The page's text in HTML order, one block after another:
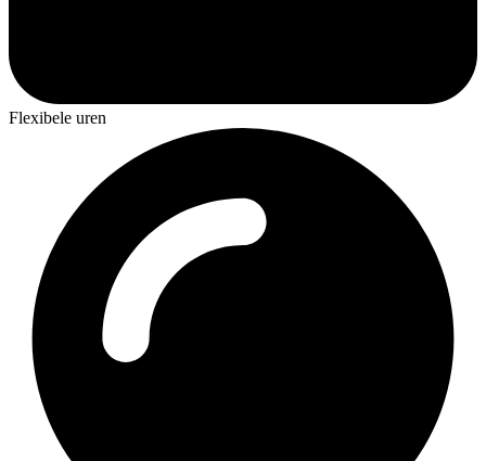
Flexibele uren